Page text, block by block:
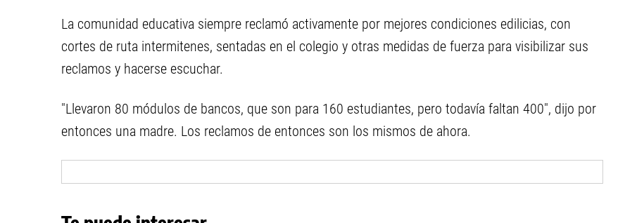
La comunidad educativa siempre reclamó activamente por mejores condiciones edilicias, con
cortes de ruta intermitenes, sentadas en el colegio y otras medidas de fuerza para visibilizar sus
reclamos y hacerse escuchar.
"Llevaron 80 módulos de bancos, que son para 160 estudiantes, pero todavía faltan 400", dijo por
entonces una madre. Los reclamos de entonces son los mismos de ahora.